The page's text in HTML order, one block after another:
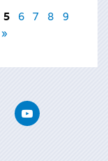
5 6 7 8
9
Youtube